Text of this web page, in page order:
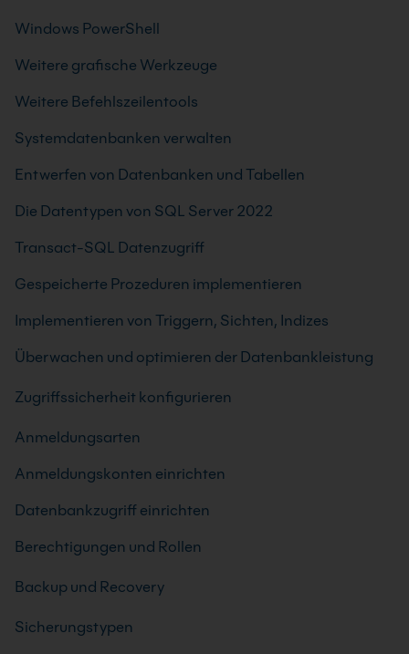
Windows PowerShell
Weitere grafische Werkzeuge
Weitere Befehlszeilentools
Systemdatenbanken verwalten
Entwerfen von Datenbanken und Tabellen
Die Datentypen von SQL Server 2022
Transact-SQL Datenzugriff
Gespeicherte Prozeduren implementieren
Implementieren von Triggern, Sichten, Indizes
Überwachen und optimieren der Datenbankleistung
Zugriffssicherheit konfigurieren
Anmeldungsarten
Anmeldungskonten einrichten
Datenbankzugriff einrichten
Berechtigungen und Rollen
Backup und Recovery
Sicherungstypen